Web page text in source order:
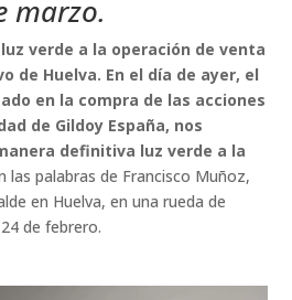
marzo.
verde a la operación de venta
de Huelva. En el día de ayer, el
en la compra de las acciones
de Gildoy España, nos
definitiva luz verde a la
las palabras de Francisco Muñoz,
en Huelva, en una rueda de
de febrero.